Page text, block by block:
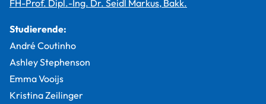
FH-Prof. Dipl.-Ing. Dr. Seidl Markus, Bakk.
Studierende:
André Coutinho
Ashley Stephenson
Emma Vooijs
Kristina Zeilinger